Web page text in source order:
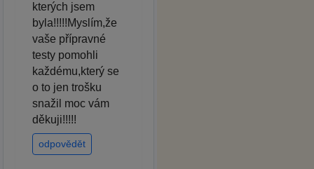
kterých jsem
byla!!!!!Myslím,že
vaše přípravné
testy pomohli
každému,který se
o to jen trošku
snažil moc vám
děkuji!!!!!
odpovědět